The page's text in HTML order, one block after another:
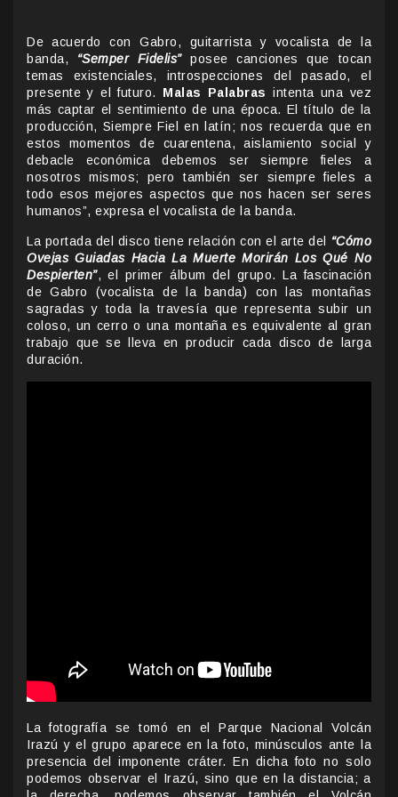
De acuerdo con Gabro, guitarrista y vocalista de la
banda, “Semper Fidelis”posee canciones que tocan
temas existenciales, introspecciones del pasado, el
presente y el futuro. Malas Palabras intenta una vez
más captar el sentimiento de una época. El título de la
producción, Siempre Fiel en latín; nos recuerda que en
estos momentos de cuarentena, aislamiento social y
debacle económica debemos ser siempre fieles a
nosotros mismos; pero también ser siempre fieles a
todo esos mejores aspectos que nos hacen ser seres
humanos”, expresa el vocalista de la banda.
La portada del disco tiene relación con el arte del “Cómo
Ovejas Guiadas Hacia La Muerte Morirán Los Qué No
Despierten”, el primer álbum del grupo. La fascinación
de Gabro (vocalista de la banda) con las montañas
sagradas y toda la travesía que representa subir un
coloso, un cerro o una montaña es equivalente al gran
trabajo que se lleva en producir cada disco de larga
duración.
La fotografía se tomó en el Parque Nacional Volcán
Irazú y el grupo aparece en la foto, minúsculos ante la
presencia del imponente cráter. En dicha foto no solo
podemos observar el Irazú, sino que en la distancia; a